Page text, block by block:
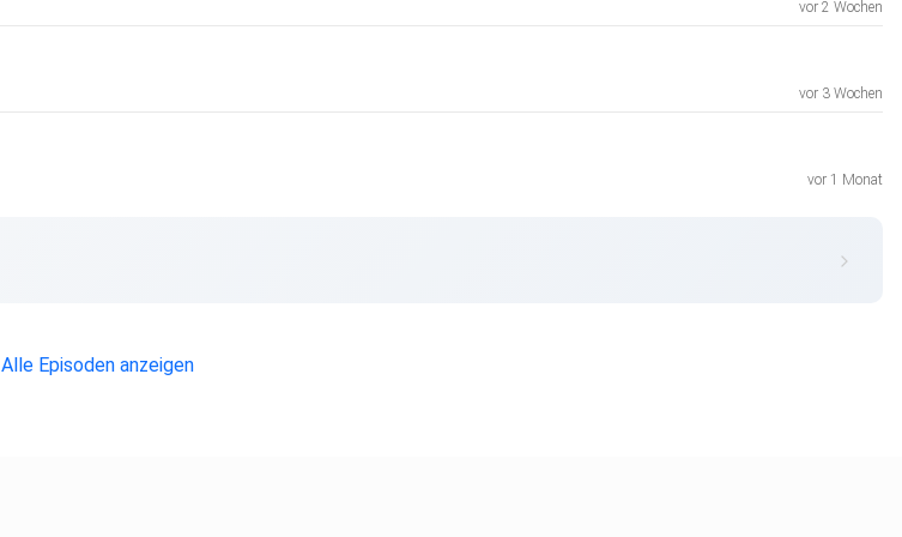
vor 2 Wochen
vor 3 Wochen
vor 1 Monat
Alle Episoden anzeigen